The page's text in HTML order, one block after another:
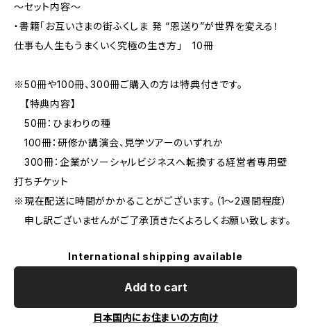
～セット内容～
・書籍「お互いさまの街ふくしま 発 “恩送り”が世界を変える！
仕事も人生もうまくいく究極の生き方」 10冊
※50冊や100冊、300冊ご購入の方は特典付きです。
【特典内容】
50冊：ひまわりの種
100冊：研修か講演会、見学ツアーのいずれか
300冊：企業がソーシャルビジネスへ転換する経営者専用壁
打ちチケット
※現在配送に時間がかかることがございます。（1～2週間程度）
申し訳ございませんがご了承頂きたくよろしくお願い致します。
International shipping available
Add to cart
日本国内にお住まいの方向け